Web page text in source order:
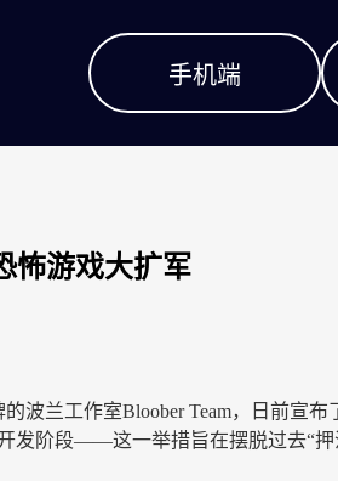
手机端
怖游戏大扩军
兰工作室Bloober Team，日前宣
发阶段——这一举措旨在摆脱过去“